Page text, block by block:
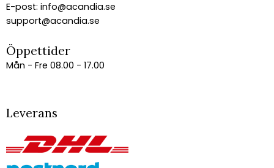
E-post: info@acandia.se
support@acandia.se
Öppettider
Mån - Fre 08.00 - 17.00
Leverans